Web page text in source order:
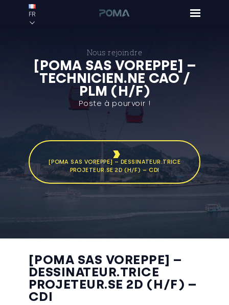
FR
Nous rejoindre
[POMA SAS VOREPPE] –
TECHNICIEN.NE CAO /
PLM (H/F)
Poste à pourvoir !
[POMA SAS VOREPPE] – DESSINATEUR.TRICE
PROJETEUR.SE 2D (H/F) – CDI
[POMA SAS VOREPPE] –
DESSINATEUR.TRICE
PROJETEUR.SE 2D (H/F) –
CDI